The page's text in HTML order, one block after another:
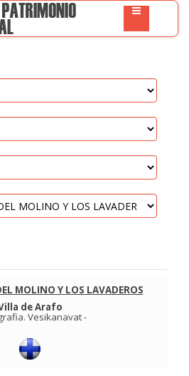
MOLINO Y LOS LAVADEROS
de Arafo
. Vesikanavat-